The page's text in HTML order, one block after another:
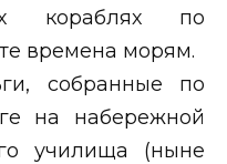
кораблях по
времена морям.
собранные по
на набережной
училища (ныне